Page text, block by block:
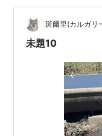
不穏な流れになっ
ビルもフツーに好
斑爾里(カルガリ
未題10